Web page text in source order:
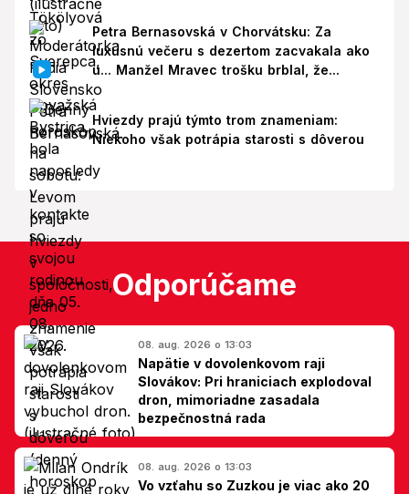
Petra Bernasovská v Chorvátsku: Za
luxusnú večeru s dezertom zacvakala ako
u... Manžel Mravec trošku brblal, že...
Hviezdy prajú týmto trom znameniam:
Niekoho však potrápia starosti s dôverou
Odporúčame
08. aug. 2026 o 13:03
Napätie v dovolenkovom raji
Slovákov: Pri hraniciach explodoval
dron, mimoriadne zasadala
bezpečnostná rada
08. aug. 2026 o 13:03
Vo vzťahu so Zuzkou je viac ako 20